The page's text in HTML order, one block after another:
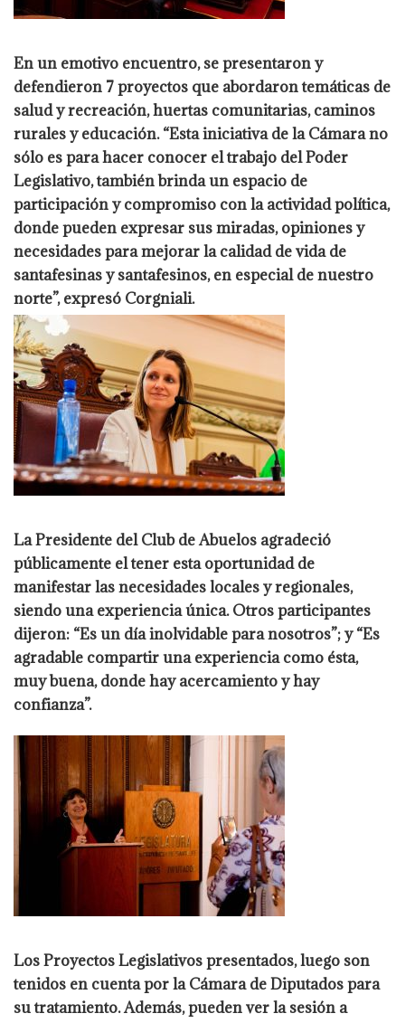
En un emotivo encuentro, se presentaron y
defendieron 7 proyectos que abordaron temáticas de
salud y recreación, huertas comunitarias, caminos
rurales y educación. “Esta iniciativa de la Cámara no
sólo es para hacer conocer el trabajo del Poder
Legislativo, también brinda un espacio de
participación y compromiso con la actividad política,
donde pueden expresar sus miradas, opiniones y
necesidades para mejorar la calidad de vida de
santafesinas y santafesinos, en especial de nuestro
norte”, expresó Corgniali.
La Presidente del Club de Abuelos agradeció
públicamente el tener esta oportunidad de
manifestar las necesidades locales y regionales,
siendo una experiencia única. Otros participantes
dijeron: “Es un día inolvidable para nosotros”; y “Es
agradable compartir una experiencia como ésta,
muy buena, donde hay acercamiento y hay
confianza”.
Los Proyectos Legislativos presentados, luego son
tenidos en cuenta por la Cámara de Diputados para
su tratamiento. Además, pueden ver la sesión a